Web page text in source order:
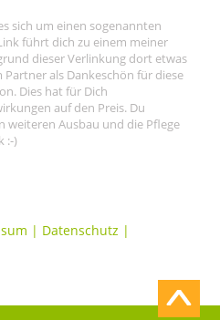
sich um einen sogenannten
führt dich zu einem meiner
dieser Verlinkung dort etwas
als Dankeschön für diese
Dies hat für Dich
auf den Preis. Du
Ausbau und die Pflege
:-)
| Datenschutz |